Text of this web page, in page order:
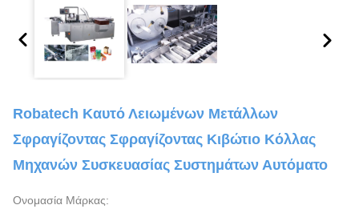
Robatech Καυτό Λειωμένων Μετάλλων
Σφραγίζοντας Σφραγίζοντας Κιβώτιο Κόλλας
Μηχανών Συσκευασίας Συστημάτων Αυτόματο
Ονομασία Μάρκας: